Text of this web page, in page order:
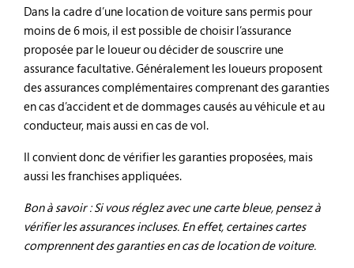
Dans la cadre d’une location de voiture sans permis pour
moins de 6 mois, il est possible de choisir l’assurance
proposée par le loueur ou décider de souscrire une
assurance facultative. Généralement les loueurs proposent
des assurances complémentaires comprenant des garanties
en cas d’accident et de dommages causés au véhicule et au
conducteur, mais aussi en cas de vol.
Il convient donc de vérifier les garanties proposées, mais
aussi les franchises appliquées.
Bon à savoir : Si vous réglez avec une carte bleue, pensez à
vérifier les assurances incluses. En effet, certaines cartes
comprennent des garanties en cas de location de voiture.